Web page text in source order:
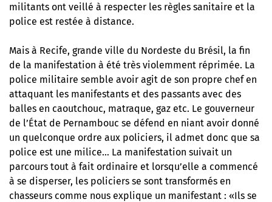
militants ont veillé à respecter les règles sanitaire et la
police est restée à distance.
Mais à Recife, grande ville du Nordeste du Brésil, la fin
de la manifestation à été très violemment réprimée. La
police militaire semble avoir agit de son propre chef en
attaquant les manifestants et des passants avec des
balles en caoutchouc, matraque, gaz etc. Le gouverneur
de l’État de Pernambouc se défend en niant avoir donné
un quelconque ordre aux policiers, il admet donc que sa
police est une milice… La manifestation suivait un
parcours tout à fait ordinaire et lorsqu’elle a commencé
à se disperser, les policiers se sont transformés en
chasseurs comme nous explique un manifestant : «Ils se